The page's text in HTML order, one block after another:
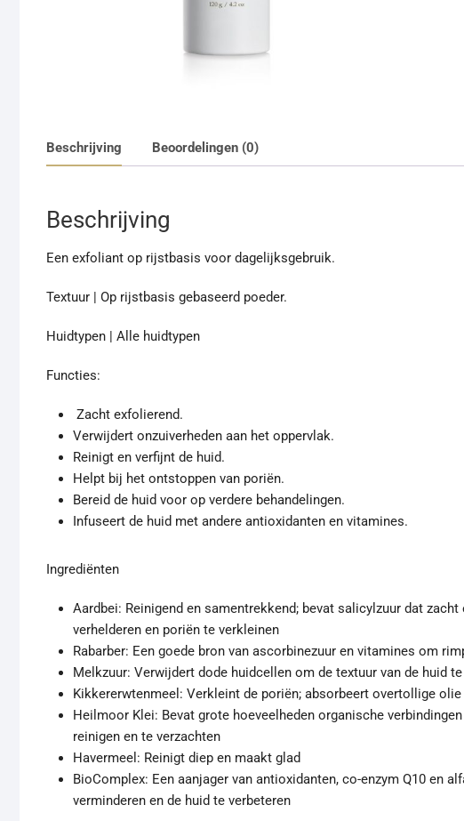
Beschrijving Beoordelingen (0)
Beschrijving
Een exfoliant op rijstbasis voor dagelijksgebruik.
Textuur | Op rijstbasis gebaseerd poeder.
Huidtypen | Alle huidtypen
Functies:
Zacht exfolierend.
Verwijdert onzuiverheden aan het oppervlak.
Reinigt en verfijnt de huid.
Helpt bij het ontstoppen van poriën.
Bereid de huid voor op verdere behandelingen.
Infuseert de huid met andere antioxidanten en vitamines.
Ingrediënten
Aardbei: Reinigend en samentrekkend; bevat salicylzuur dat
verhelderen en poriën te verkleinen
Rabarber: Een goede bron van ascorbinezuur en vitamines om
Melkzuur: Verwijdert dode huidcellen om de textuur van de huid
Kikkererwtenmeel: Verkleint de poriën; absorbeert overtollige
Heilmoor Klei: Bevat grote hoeveelheden organische
reinigen en te verzachten
Havermeel: Reinigt diep en maakt glad
BioComplex: Een aanjager van antioxidanten, co-enzym Q10 en
verminderen en de huid te verbeteren